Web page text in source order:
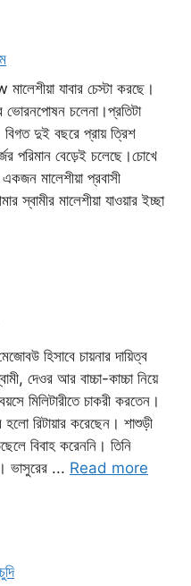
যাবার চেস্টা করছে।
ভোরনপোষন চলেনা।প্রতিটা
বিগত দুই বছরে প্রায় ত্রিশ
পরিমান বেড়েই চলেছে।চোখে
মালেশীয়া প্রবাসী
স্বামীর মালেশীয়া যাওয়ার ইচ্ছা
হিসাবে চায়নার দায়িত্ব
দেওর আর বাচ্চা-কাচ্চা নিয়ে
মিলিটারীতে চাকরী করতেন।
রিটায়ার করেছেন। শাশুড়ী
বিবাহ করেননি। তিনি
ভাসুরের ... Read more